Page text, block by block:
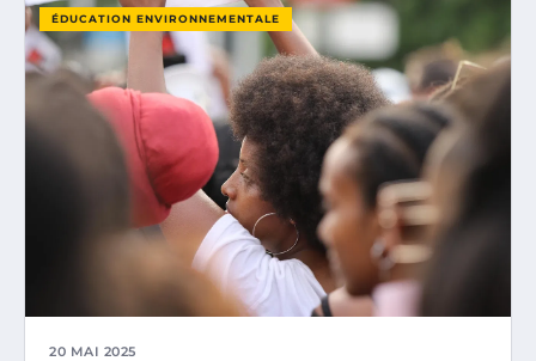
ÉDUCATION ENVIRONNEMENTALE
20 MAI 2025